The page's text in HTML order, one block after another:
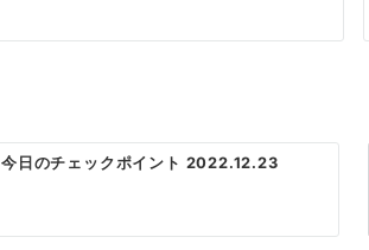
今日のチェックポイント 2022.12.23